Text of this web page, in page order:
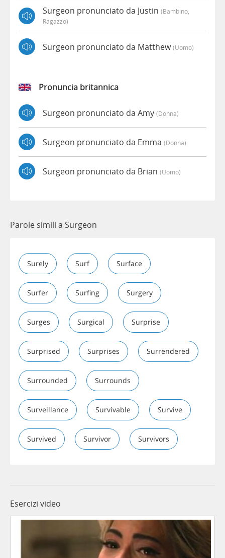
Surgeon pronunciato da Justin (bambino,
Ragazzo)
Surgeon pronunciato da Matthew(uomo)
Pronuncia britannica
Surgeon pronunciato da Amy (donna)
Surgeon pronunciato da Emma (donna)
Surgeon pronunciato da Brian (uomo)
Parole simili a Surgeon
Surely Surf Surface
Surfer Surfing Surgery
Surges Surgical Surprise
Surprised Surprises Surrendered
Surrounded Surrounds
Surveillance Survivable Survive
Survived Survivor Survivors
Esercizi video